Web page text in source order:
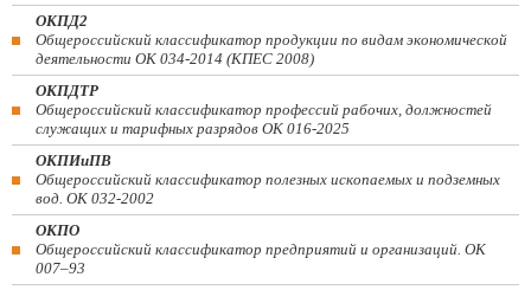
ОКПД2
Общероссийский классификатор продукции по видам экономической
деятельности ОК 034-2014 (КПЕС 2008)
ОКПДТР
Общероссийский классификатор профессий рабочих, должностей
служащих и тарифных разрядов ОК 016-2025
ОКПИиПВ
Общероссийский классификатор полезных ископаемых и подземных
вод. ОК 032-2002
ОКПО
Общероссийский классификатор предприятий и организаций. ОК
007–93